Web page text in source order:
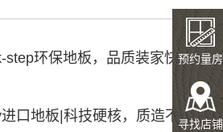
step环保地板，品质装家快人一
口地板|科技硬核，质造不凡
预约量房
寻找店铺